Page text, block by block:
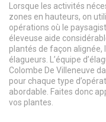
Lorsque les activités
zones en hauteurs, on
opérations où le
éleveuse aide
plantés de façon alignée,
élagueurs. L’équipe
Colombe De Villeneuve
pour chaque type
abordable. Faites donc
vos plantes.